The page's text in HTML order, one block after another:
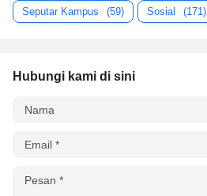
Seputar Kampus (59) Sosial (171)
Hubungi kami di sini